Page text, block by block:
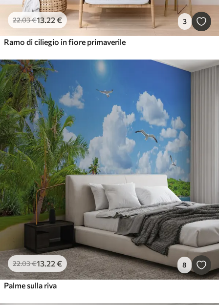
22.03€13.22€ 3
Ramo di ciliegio in fiore primaverile
22.03€13.22 € 8
Palme sulla riva